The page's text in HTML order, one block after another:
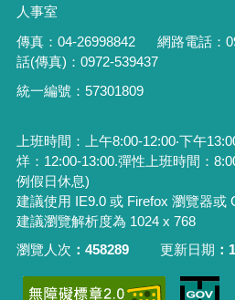
人事室
傳真：04-26998842 網路電話：
話(傳真)： 0972-539437
統一編號：57301809
上班時間：上午8:00-12:00‧下午
烊：12:00-13:00.彈性上班時間：
例假日休息)
建議使用 IE9.0 或 Firefox 瀏覽器或
建議瀏覽解析度為 1024 x 768
瀏覽人次
458289 更新日期